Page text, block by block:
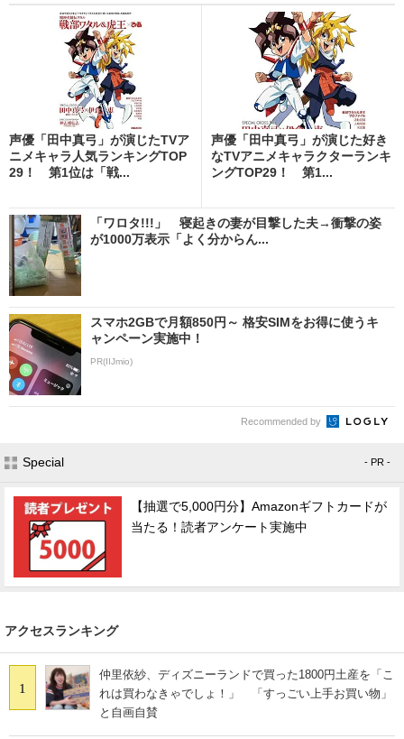
声優「田中真弓」が演じたTVア
ニメキャラ人気ランキングTOP
29！ 第1位は「戦...
声優「田中真弓」が演じた好き
なTVアニメキャラクターランキ
ングTOP29！ 第1...
「ワロタ!!!」 寝起きの妻が目撃した夫→衝撃の姿
が1000万表示「よく分からん...
スマホ2GBで月額850円～ 格安SIMをお得に使うキ
ャンペーン実施中！
PR(IIJmio)
Recommended by
Special - PR -
【抽選で5,000円分】Amazonギフトカードが
当たる！読者アンケート実施中
アクセスランキング
1
仲里依紗、ディズニーランドで買った1800円土産を「こ
れは買わなきゃでしょ！」 「すっごい上手お買い物」
と自画自賛